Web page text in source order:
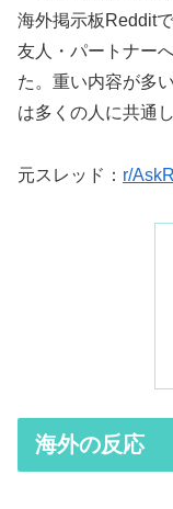
海外掲示板Reddit
友人・パートナー
た。重い内容が多
は多くの人に共通
元スレッド： r/
海外の反応